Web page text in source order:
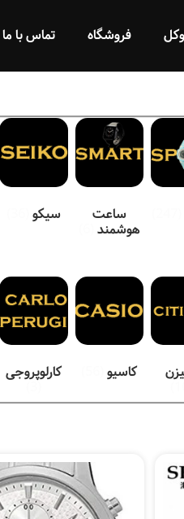
فروشگاه تماس با ما
ساعت
هوشمند
سیکو
کاسیو کارلوپروجی
(3)